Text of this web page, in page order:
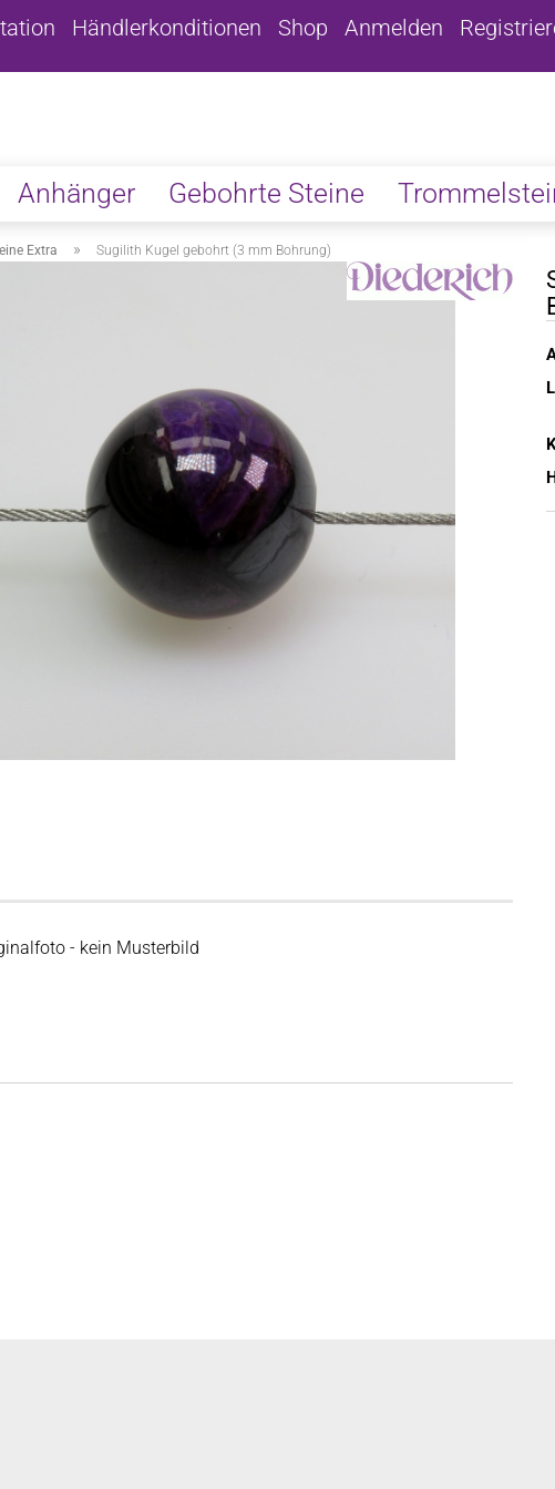
Händlerkonditionen Shop Anmelden
Anhänger Gebohrte Steine
Extra » Sugilith Kugel gebohrt (3 mm Bohrung)
- kein Musterbild